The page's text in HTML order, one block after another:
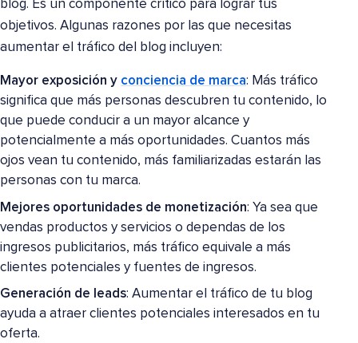
blog. Es un componente crítico para lograr tus
objetivos. Algunas razones por las que necesitas
aumentar el tráfico del blog incluyen:
Mayor exposición y conciencia de marca: Más tráfico
significa que más personas descubren tu contenido, lo
que puede conducir a un mayor alcance y
potencialmente a más oportunidades. Cuantos más
ojos vean tu contenido, más familiarizadas estarán las
personas con tu marca.
Mejores oportunidades de monetización: Ya sea que
vendas productos y servicios o dependas de los
ingresos publicitarios, más tráfico equivale a más
clientes potenciales y fuentes de ingresos.
Generación de leads: Aumentar el tráfico de tu blog
ayuda a atraer clientes potenciales interesados en tu
oferta.